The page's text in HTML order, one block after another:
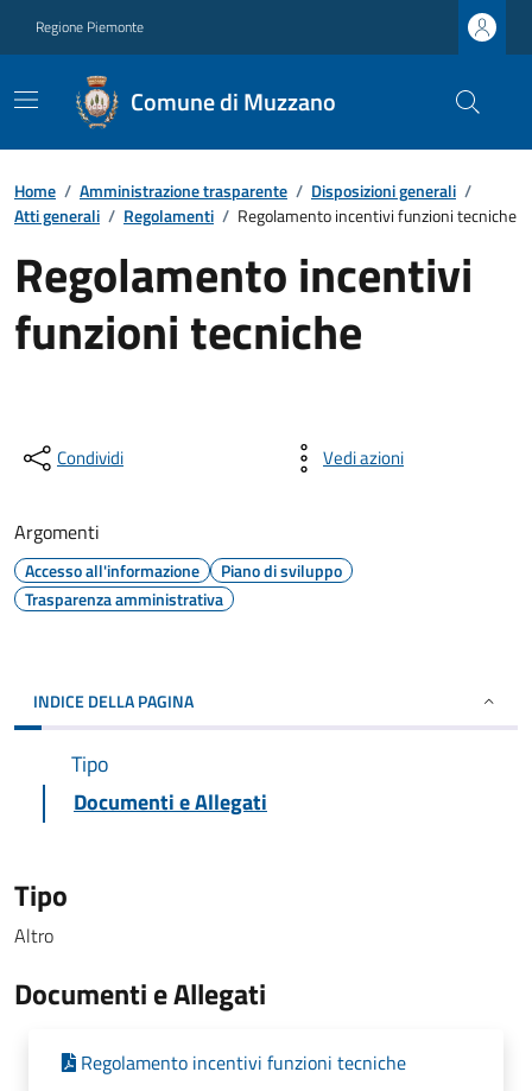
Regione Piemonte
Comune di Muzzano
Home / Amministrazione trasparente / Disposizioni generali /
Atti generali / Regolamenti / Regolamento incentivi funzioni tecniche
Regolamento incentivi
funzioni tecniche
Condividi Vedi azioni
Argomenti
Accesso all'informazione
Piano di sviluppo
Trasparenza amministrativa
INDICE DELLA PAGINA
Tipo
Documenti e Allegati
Tipo
Altro
Documenti e Allegati
Regolamento incentivi funzioni tecniche